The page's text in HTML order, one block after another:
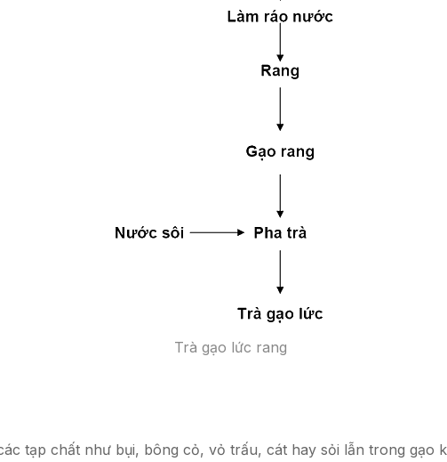
Trà gạo lức rang
tạp chất như bụi, bông cỏ, vỏ trấu, cát hay sỏi lẫn trong gạo